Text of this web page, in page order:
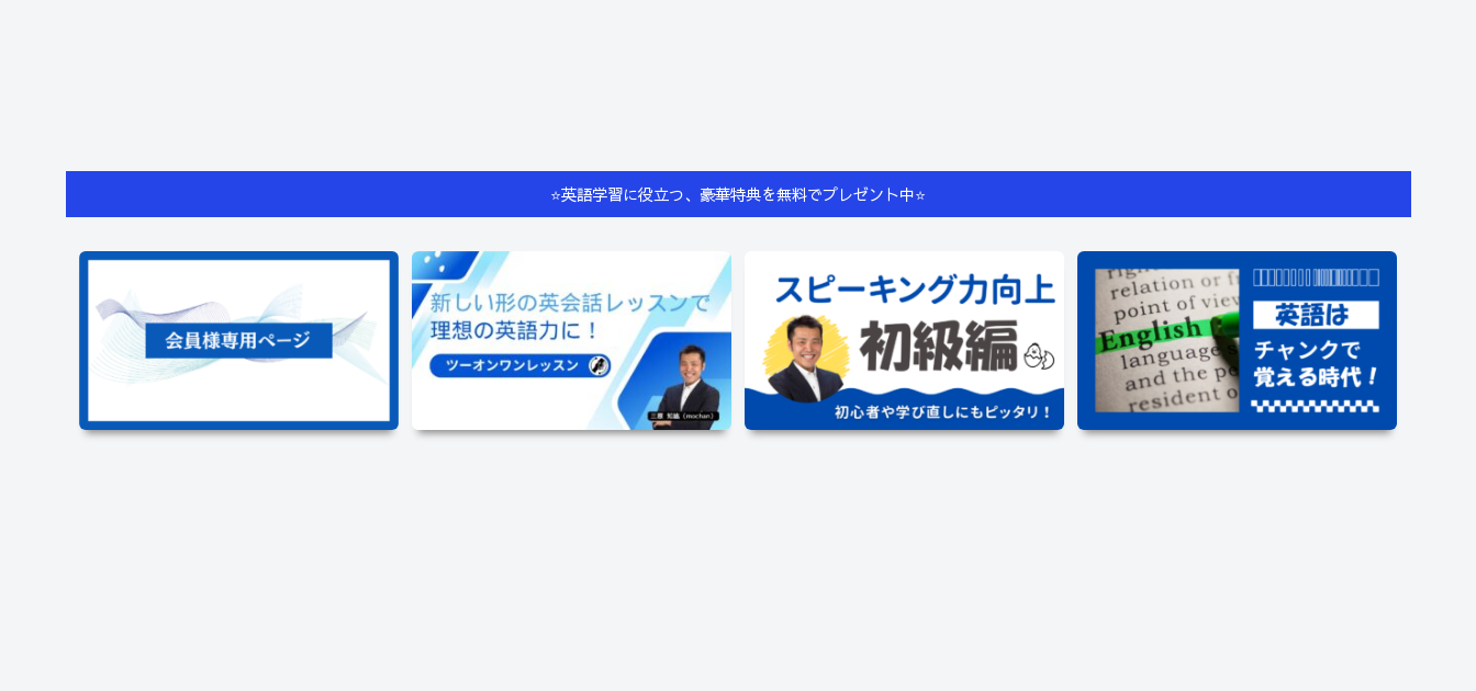
⭐️英語学習に役立つ、豪華特典を無料でプレゼント中⭐️